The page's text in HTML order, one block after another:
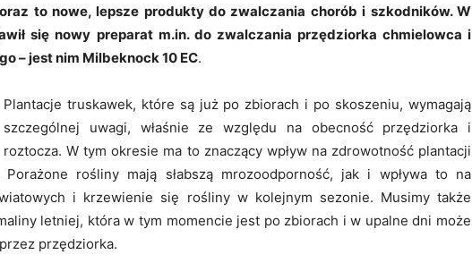
to nowe, lepsze produkty do zwalczania chorób i szkodników. W
się nowy preparat m.in. do zwalczania przędziorka chmielowca i
– jest nim Milbeknock 10 EC.
Plantacje truskawek, które są już po zbiorach i po skoszeniu, wymagają
szczególnej uwagi, właśnie ze względu na obecność przędziorka i
roztocza. W tym okresie ma to znaczący wpływ na zdrowotność plantacji
rośliny mają słabszą mrozoodporność, jak i wpływa to na
i krzewienie się rośliny w kolejnym sezonie. Musimy także
letniej, która w tym momencie jest po zbiorach i w upalne dni może
przędziorka.